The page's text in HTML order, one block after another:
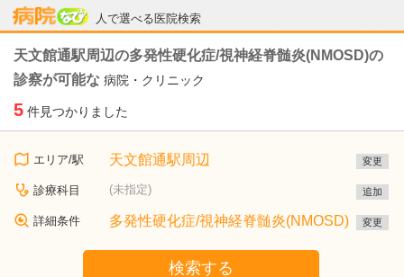
人で選べる医院検索
病院なび
天文館通駅周辺の多発性硬化症/視神経脊髄炎(NMOSD)の
診察が可能な 病院・クリニック
5 件見つかりました
エリア/駅 天文館通駅周辺 変更
診療科目 (未指定) 追加
詳細条件 多発性硬化症/視神経脊髄炎(NMOSD) 変更
検索する